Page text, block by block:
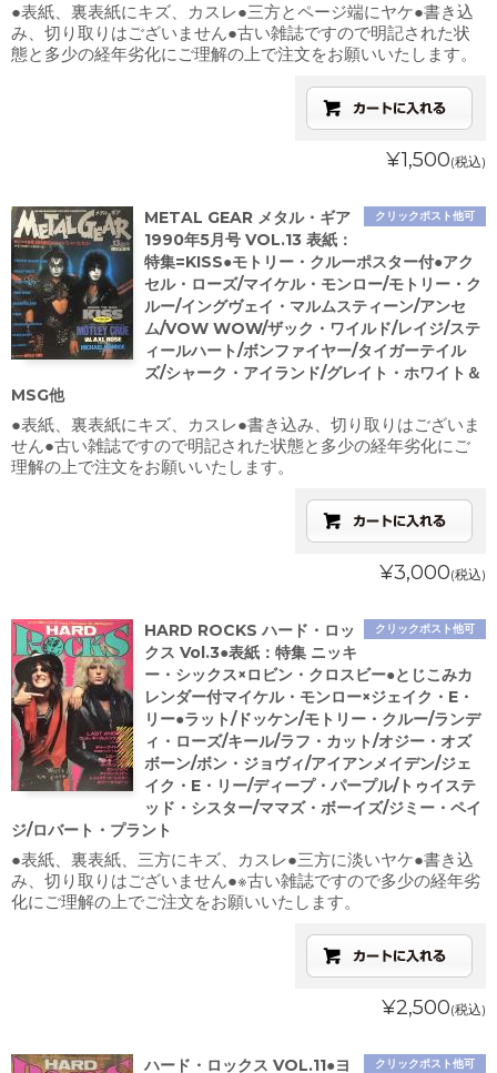
●表紙、裏表紙にキズ、カスレ●三方とページ端にヤケ●書き込
み、切り取りはございません●古い雑誌ですので明記された状
態と多少の経年劣化にご理解の上で注文をお願いいたします。
¥1,500(税込)
クリックポスト他可
METAL GEAR メタル・ギア
1990年5月号 VOL.13 表紙：
特集=KISS●モトリー・クルーポスター付●アク
セル・ローズ/マイケル・モンロー/モトリー・ク
ルー/イングヴェイ・マルムスティーン/アンセ
ム/VOW WOW/ザック・ワイルド/レイジ/ステ
ィールハート/ボンファイヤー/タイガーテイル
ズ/シャーク・アイランド/グレイト・ホワイト＆
MSG他
●表紙、裏表紙にキズ、カスレ●書き込み、切り取りはございま
せん●古い雑誌ですので明記された状態と多少の経年劣化にご
理解の上で注文をお願いいたします。
¥3,000(税込)
クリックポスト他可
HARD ROCKS ハード・ロッ
クス Vol.3●表紙：特集 ニッキ
ー・シックス×ロビン・クロスビー●とじこみカ
レンダー付マイケル・モンロー×ジェイク・E・
リー●ラット/ドッケン/モトリー・クルー/ランデ
ィ・ローズ/キール/ラフ・カット/オジー・オズ
ボーン/ボン・ジョヴィ/アイアンメイデン/ジェ
イク・E・リー/ディープ・パープル/トゥイステ
ッド・シスター/ママズ・ボーイズ/ジミー・ペイ
ジ/ロバート・プラント
●表紙、裏表紙、三方にキズ、カスレ●三方に淡いヤケ●書き込
み、切り取りはございません●※古い雑誌ですので多少の経年劣
化にご理解の上でご注文をお願いいたします。
¥2,500(税込)
クリックポスト他可
ハード・ロックス VOL.11●ヨ